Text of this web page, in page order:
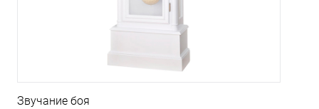
Звучание боя